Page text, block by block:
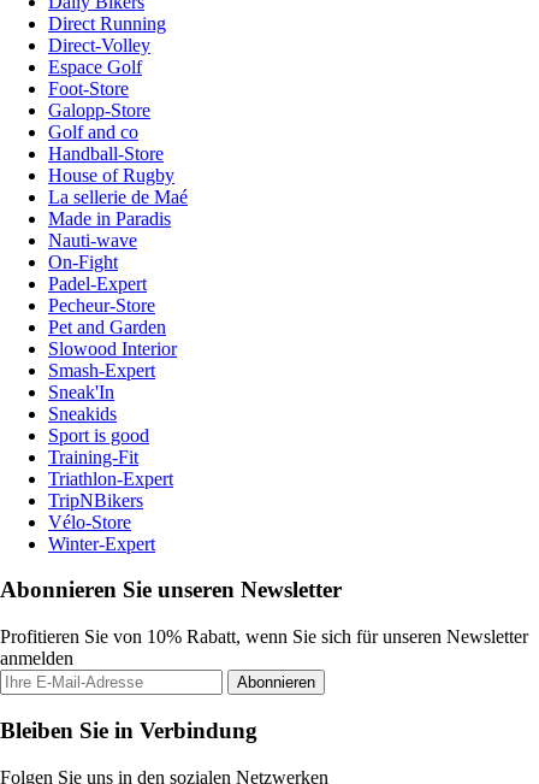
Direct Running
Direct-Volley
Espace Golf
Foot-Store
Galopp-Store
Golf and co
Handball-Store
House of Rugby
La sellerie de Maé
Made in Paradis
Nauti-wave
On-Fight
Padel-Expert
Pecheur-Store
Pet and Garden
Slowood Interior
Smash-Expert
Sneak'In
Sneakids
Sport is good
Training-Fit
Triathlon-Expert
TripNBikers
Vélo-Store
Winter-Expert
Abonnieren Sie unseren Newsletter
Profitieren Sie von 10% Rabatt, wenn Sie sich für unseren Newsletter
anmelden
Abonnieren
Bleiben Sie in Verbindung
Folgen Sie uns in den sozialen Netzwerken